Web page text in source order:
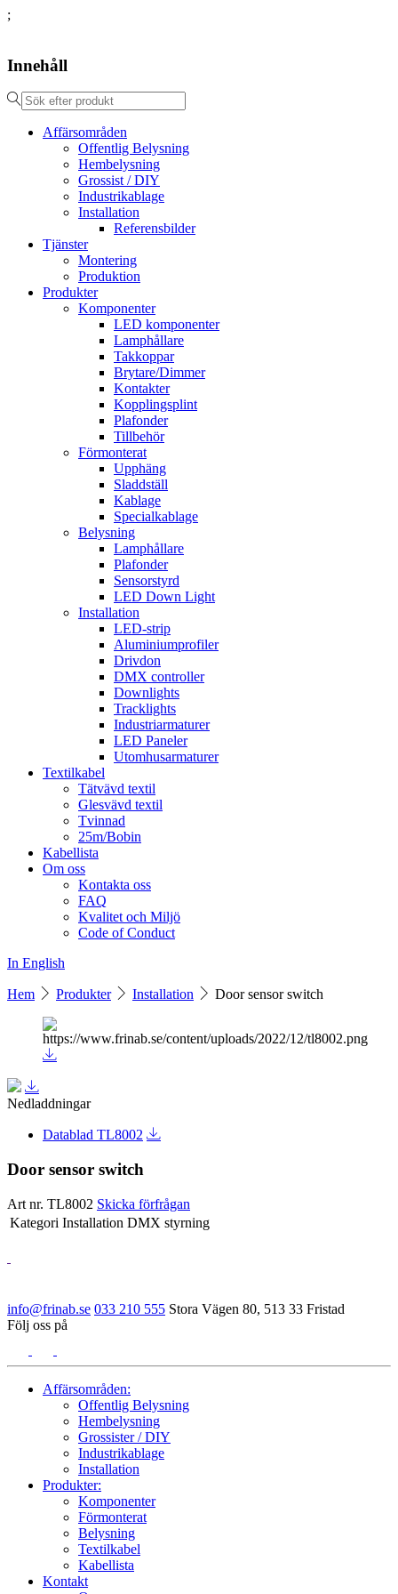
;
Innehåll
Affärsområden
Offentlig Belysning
Hembelysning
Grossist / DIY
Industrikablage
Installation
Referensbilder
Tjänster
Montering
Produktion
Produkter
Komponenter
LED komponenter
Lamphållare
Takkoppar
Brytare/Dimmer
Kontakter
Kopplingsplint
Plafonder
Tillbehör
Förmonterat
Upphäng
Sladdställ
Kablage
Specialkablage
Belysning
Lamphållare
Plafonder
Sensorstyrd
LED Down Light
Installation
LED-strip
Aluminiumprofiler
Drivdon
DMX controller
Downlights
Tracklights
Industriarmaturer
LED Paneler
Utomhusarmaturer
Textilkabel
Tätvävd textil
Glesvävd textil
Tvinnad
25m/Bobin
Kabellista
Om oss
Kontakta oss
FAQ
Kvalitet och Miljö
Code of Conduct
In English
Hem Produkter Installation Door sensor switch
Nedladdningar
Datablad TL8002
Door sensor switch
Art nr. TL8002 Skicka förfrågan
Kategori Installation DMX styrning
info@frinab.se 033 210 555 Stora Vägen 80, 513 33 Fristad
Följ oss på
Affärsområden:
Offentlig Belysning
Hembelysning
Grossister / DIY
Industrikablage
Installation
Produkter:
Komponenter
Förmonterat
Belysning
Textilkabel
Kabellista
Kontakt